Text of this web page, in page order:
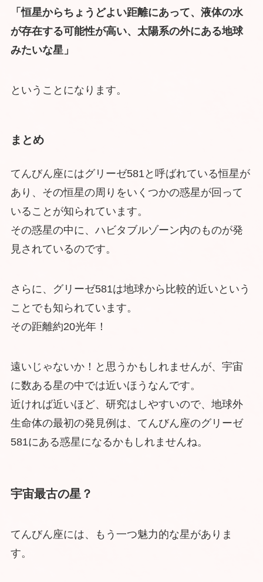
「恒星からちょうどよい距離にあって、液体の水
が存在する可能性が高い、太陽系の外にある地球
みたいな星」
ということになります。
まとめ
てんびん座にはグリーゼ581と呼ばれている恒星が
あり、その恒星の周りをいくつかの惑星が回って
いることが知られています。
その惑星の中に、ハビタブルゾーン内のものが発
見されているのです。
さらに、グリーゼ581は地球から比較的近いという
ことでも知られています。
その距離約20光年！
遠いじゃないか！と思うかもしれませんが、宇宙
に数ある星の中では近いほうなんです。
近ければ近いほど、研究はしやすいので、地球外
生命体の最初の発見例は、てんびん座のグリーゼ
581にある惑星になるかもしれませんね。
宇宙最古の星？
てんびん座には、もう一つ魅力的な星がありま
す。